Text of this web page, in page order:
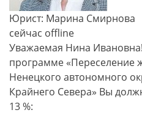
Юрист: Марина Смирнова
сейчас offline
Уважаемая Нина
программе «Переселение
Ненецкого автономного
Крайнего Севера» Вы
13 %: